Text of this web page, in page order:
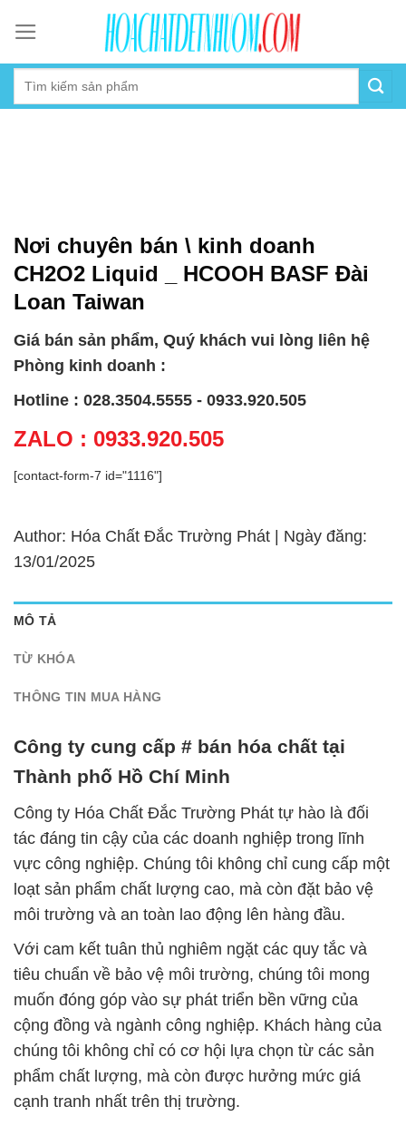
content
Nơi chuyên bán \ kinh doanh
CH2O2 Liquid _ HCOOH BASF Đài
Loan Taiwan
Giá bán sản phẩm, Quý khách vui lòng liên hệ
Phòng kinh doanh :
Hotline : 028.3504.5555 - 0933.920.505
ZALO : 0933.920.505
[contact-form-7 id="1116"]
Author: Hóa Chất Đắc Trường Phát | Ngày đăng:
13/01/2025
MÔ TẢ
TỪ KHÓA
THÔNG TIN MUA HÀNG
Công ty cung cấp # bán hóa chất tại
Thành phố Hồ Chí Minh
Công ty Hóa Chất Đắc Trường Phát tự hào là đối
tác đáng tin cậy của các doanh nghiệp trong lĩnh
vực công nghiệp. Chúng tôi không chỉ cung cấp một
loạt sản phẩm chất lượng cao, mà còn đặt bảo vệ
môi trường và an toàn lao động lên hàng đầu.
Với cam kết tuân thủ nghiêm ngặt các quy tắc và
tiêu chuẩn về bảo vệ môi trường, chúng tôi mong
muốn đóng góp vào sự phát triển bền vững của
cộng đồng và ngành công nghiệp. Khách hàng của
chúng tôi không chỉ có cơ hội lựa chọn từ các sản
phẩm chất lượng, mà còn được hưởng mức giá
cạnh tranh nhất trên thị trường.